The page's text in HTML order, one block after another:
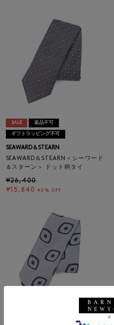
SALE 返品不可
ギフトラッピング不可
SEAWARD＆STEARN
SEAWARD＆STEARN＜シーワード
＆スターン＞ ドット柄タイ
¥26,400
¥15,840 40% OFF